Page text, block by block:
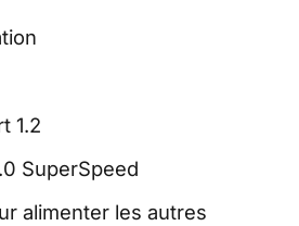
1.2
SuperSpeed
alimenter les autres